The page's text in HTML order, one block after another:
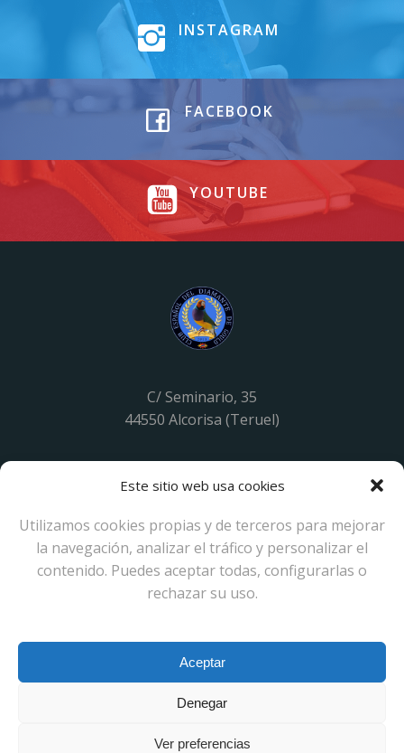
Este sitio web usa cookies
Utilizamos cookies propias y de terceros para mejorar
la navegación, analizar el tráfico y personalizar el
contenido. Puedes aceptar todas, configurarlas o
rechazar su uso.
Aceptar
Denegar
Ver preferencias
INSTAGRAM
FACEBOOK
YOUTUBE
C/ Seminario, 35
44550 Alcorisa (Teruel)
Teléfono: 638121573
DE GOULD